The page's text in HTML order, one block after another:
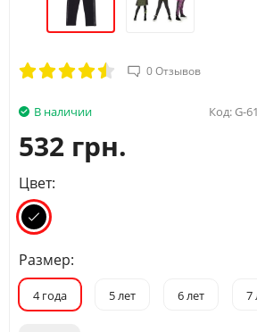
0 Отзывов
В наличии Код: G-
532 грн.
Цвет:
Размер:
4 года 5 лет 6 лет 7